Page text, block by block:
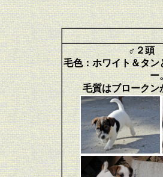
♂２頭
毛色：ホワイト＆タン
ー
毛質はブロークン